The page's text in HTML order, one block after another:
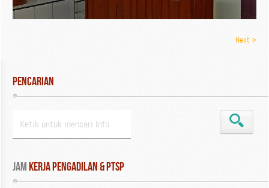
Next >
Pencarian
Jam Kerja Pengadilan & PTSP